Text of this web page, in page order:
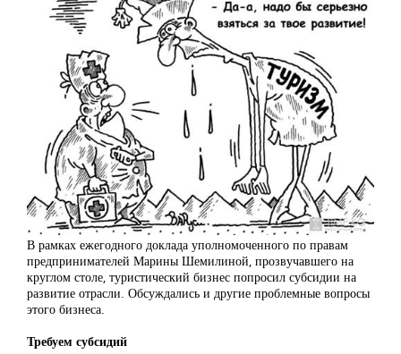
В рамках ежегодного доклада уполномоченного по правам
предпринимателей Марины Шемилиной, прозвучавшего на
круглом столе, туристический бизнес попросил субсидии на
развитие отрасли. Обсуждались и другие проблемные вопросы
этого бизнеса.
Требуем субсидий